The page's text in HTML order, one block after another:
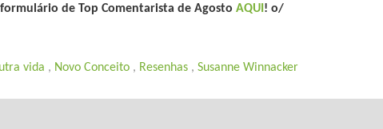
de Top Comentarista de Agosto AQUI ! o/
vida , Novo Conceito , Resenhas , Susanne Winnacker